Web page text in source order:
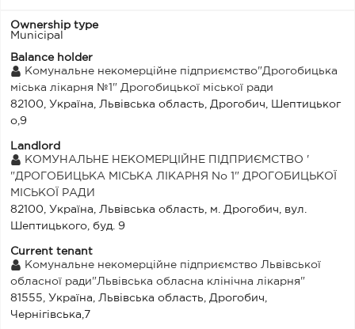
Ownership type
Municipal
Balance holder
Комунальне некомерційне підприємство"Дрогобицька
міська лікарня №1" Дрогобицької міської ради
82100, Україна, Львівська область, Дрогобич, Шептицьког
о,9
Landlord
КОМУНАЛЬНЕ НЕКОМЕРЦІЙНЕ ПІДПРИЄМСТВО '
"ДРОГОБИЦЬКА МІСЬКА ЛІКАРНЯ No 1" ДРОГОБИЦЬКОЇ
МІСЬКОЇ РАДИ
82100, Україна, Львівська область, м. Дрогобич, вул.
Шептицького, буд. 9
Current tenant
Комунальне некомерційне підприємство Львівської
обласної ради"Львівська обласна клінічна лікарня"
81555, Україна, Львівська область, Дрогобич,
Чернігівська,7